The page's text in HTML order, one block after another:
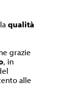
qualità
grazie
, in
alle